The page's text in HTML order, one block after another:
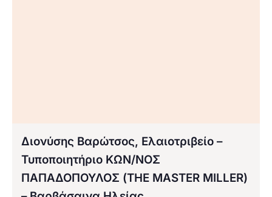
Διονύσης Βαρώτσος, Ελαιοτριβείο –
Τυποποιητήριο ΚΩΝ/ΝΟΣ
ΠΑΠΑΔΟΠΟΥΛΟΣ (THE MASTER MILLER)